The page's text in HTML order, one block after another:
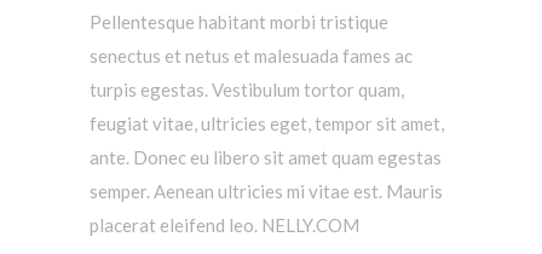
Pellentesque habitant morbi tristique
senectus et netus et malesuada fames ac
turpis egestas. Vestibulum tortor quam,
feugiat vitae, ultricies eget, tempor sit amet,
ante. Donec eu libero sit amet quam egestas
semper. Aenean ultricies mi vitae est. Mauris
placerat eleifend leo. NELLY.COM